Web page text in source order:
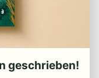
geschrieben!